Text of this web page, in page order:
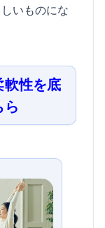
いものにな
軟性を底
ら